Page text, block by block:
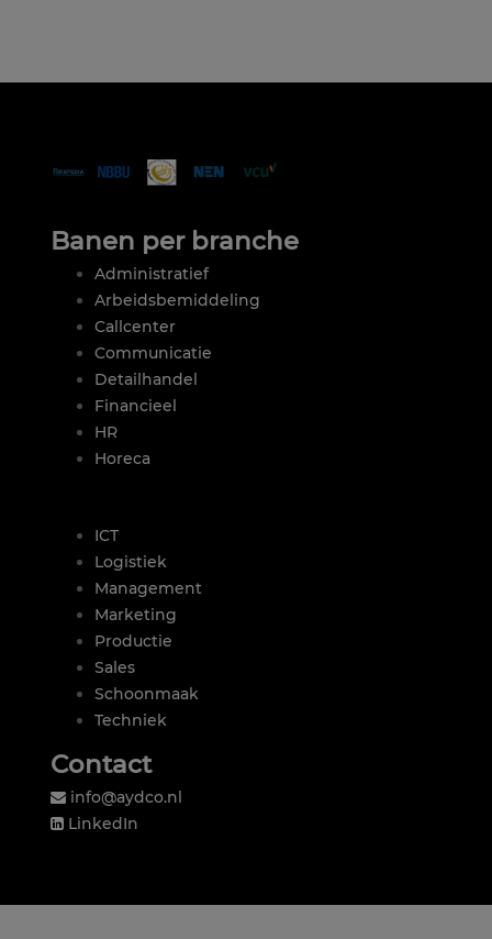
Banen per branche
Administratief
Arbeidsbemiddeling
Callcenter
Communicatie
Detailhandel
Financieel
HR
Horeca
ICT
Logistiek
Management
Marketing
Productie
Sales
Schoonmaak
Techniek
Contact
info@aydco.nl
LinkedIn